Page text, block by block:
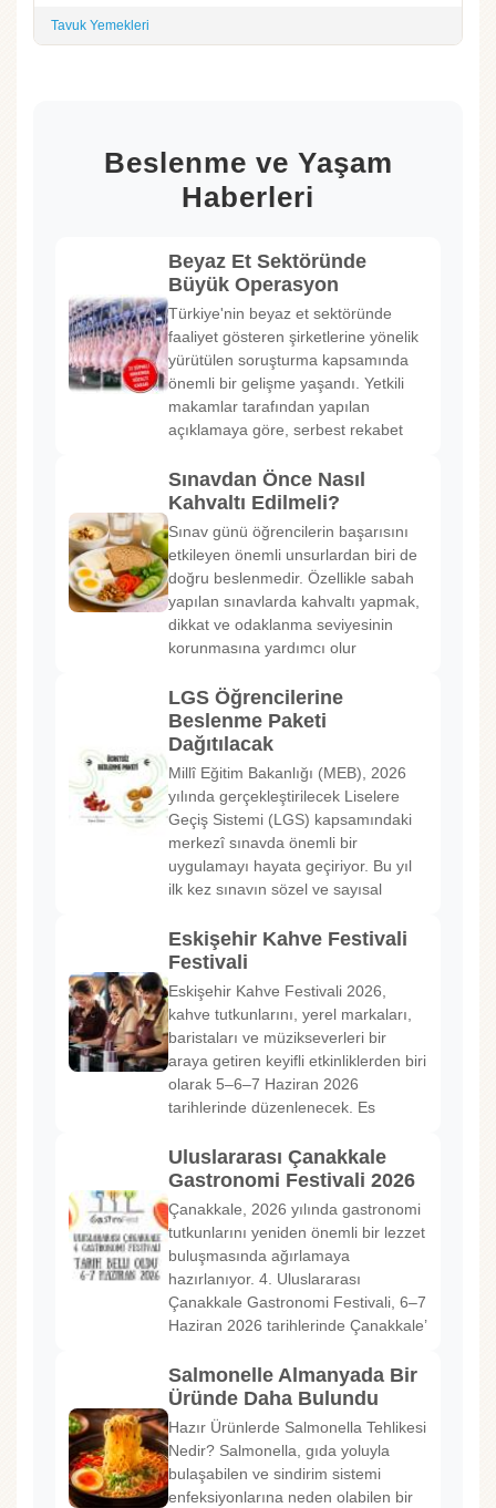
Tavuk Yemekleri
Beslenme ve Yaşam
Haberleri
Beyaz Et Sektöründe
Büyük Operasyon
Türkiye'nin beyaz et sektöründe
faaliyet gösteren şirketlerine yönelik
yürütülen soruşturma kapsamında
önemli bir gelişme yaşandı. Yetkili
makamlar tarafından yapılan
açıklamaya göre, serbest rekabet
Sınavdan Önce Nasıl
Kahvaltı Edilmeli?
Sınav günü öğrencilerin başarısını
etkileyen önemli unsurlardan biri de
doğru beslenmedir. Özellikle sabah
yapılan sınavlarda kahvaltı yapmak,
dikkat ve odaklanma seviyesinin
korunmasına yardımcı olur
LGS Öğrencilerine
Beslenme Paketi
Dağıtılacak
Millî Eğitim Bakanlığı (MEB), 2026
yılında gerçekleştirilecek Liselere
Geçiş Sistemi (LGS) kapsamındaki
merkezî sınavda önemli bir
uygulamayı hayata geçiriyor. Bu yıl
ilk kez sınavın sözel ve sayısal
Eskişehir Kahve Festivali
Festivali
Eskişehir Kahve Festivali 2026,
kahve tutkunlarını, yerel markaları,
baristaları ve müzikseverleri bir
araya getiren keyifli etkinliklerden biri
olarak 5–6–7 Haziran 2026
tarihlerinde düzenlenecek. Es
Uluslararası Çanakkale
Gastronomi Festivali 2026
Çanakkale, 2026 yılında gastronomi
tutkunlarını yeniden önemli bir lezzet
buluşmasında ağırlamaya
hazırlanıyor. 4. Uluslararası
Çanakkale Gastronomi Festivali, 6–7
Haziran 2026 tarihlerinde Çanakkale’
Salmonelle Almanyada Bir
Üründe Daha Bulundu
Hazır Ürünlerde Salmonella Tehlikesi
Nedir? Salmonella, gıda yoluyla
bulaşabilen ve sindirim sistemi
enfeksiyonlarına neden olabilen bir